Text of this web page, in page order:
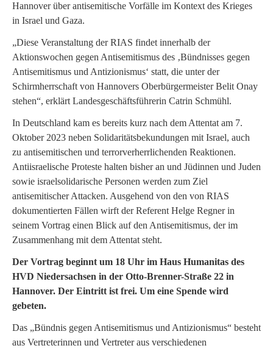
Hannover über antisemitische Vorfälle im Kontext des Krieges
in Israel und Gaza.
„Diese Veranstaltung der RIAS findet innerhalb der
Aktionswochen gegen Antisemitismus des ‚Bündnisses gegen
Antisemitismus und Antizionismus‘ statt, die unter der
Schirmherrschaft von Hannovers Oberbürgermeister Belit Onay
stehen“, erklärt Landesgeschäftsführerin Catrin Schmühl.
In Deutschland kam es bereits kurz nach dem Attentat am 7.
Oktober 2023 neben Solidaritätsbekundungen mit Israel, auch
zu antisemitischen und terrorverherrlichenden Reaktionen.
Antiisraelische Proteste halten bisher an und Jüdinnen und Juden
sowie israelsolidarische Personen werden zum Ziel
antisemitischer Attacken. Ausgehend von den von RIAS
dokumentierten Fällen wirft der Referent Helge Regner in
seinem Vortrag einen Blick auf den Antisemitismus, der im
Zusammenhang mit dem Attentat steht.
Der Vortrag beginnt um 18 Uhr im Haus Humanitas des
HVD Niedersachsen in der Otto-Brenner-Straße 22 in
Hannover. Der Eintritt ist frei. Um eine Spende wird
gebeten.
Das „Bündnis gegen Antisemitismus und Antizionismus“ besteht
aus Vertreterinnen und Vertreter aus verschiedenen